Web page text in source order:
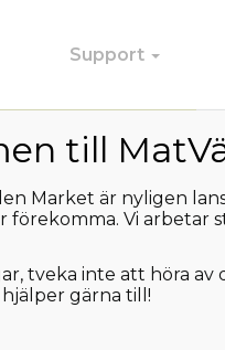
Support
kommer att få en länk
till
Market är nyligen
förekomma. Vi
tveka inte att höra av
hjälper gärna till!